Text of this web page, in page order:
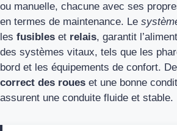
ou manuelle, chacune avec ses
en termes de maintenance. Le
les fusibles et relais, garantit
des systèmes vitaux, tels que les
bord et les équipements de confort.
correct des roues et une bonne
assurent une conduite fluide et stable.